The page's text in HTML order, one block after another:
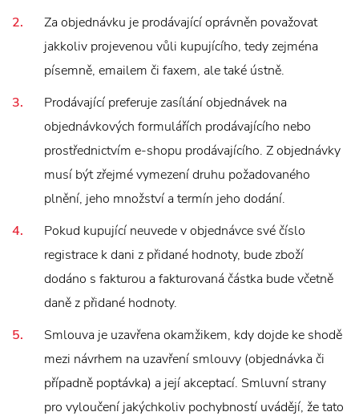
Za objednávku je prodávající oprávněn považovat
jakkoliv projevenou vůli kupujícího, tedy zejména
písemně, emailem či faxem, ale také ústně.
Prodávající preferuje zasílání objednávek na
objednávkových formulářích prodávajícího nebo
prostřednictvím e-shopu prodávajícího. Z objednávky
musí být zřejmé vymezení druhu požadovaného
plnění, jeho množství a termín jeho dodání.
Pokud kupující neuvede v objednávce své číslo
registrace k dani z přidané hodnoty, bude zboží
dodáno s fakturou a fakturovaná částka bude včetně
daně z přidané hodnoty.
Smlouva je uzavřena okamžikem, kdy dojde ke shodě
mezi návrhem na uzavření smlouvy (objednávka či
případně poptávka) a její akceptací. Smluvní strany
pro vyloučení jakýchkoliv pochybností uvádějí, že tato